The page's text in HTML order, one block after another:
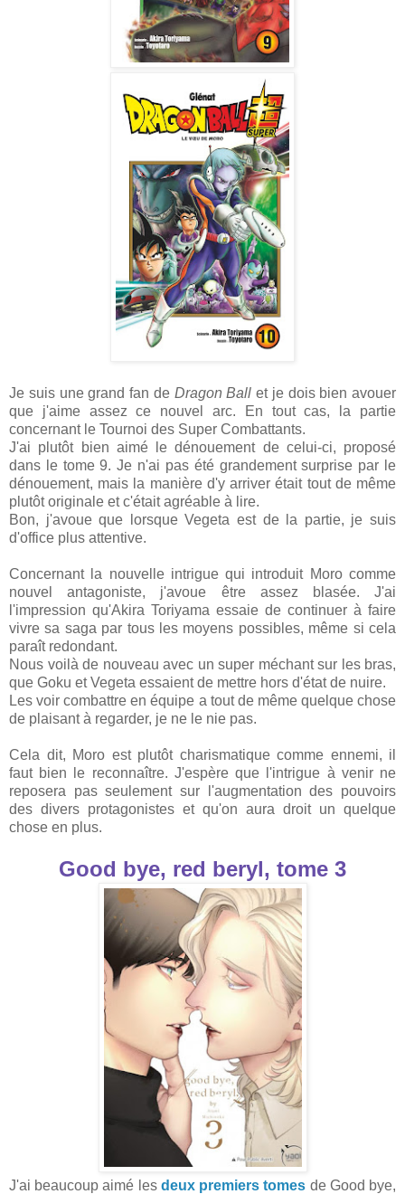
Je suis une grand fan de Dragon Ball et je dois bien avouer
que j'aime assez ce nouvel arc. En tout cas, la partie
concernant le Tournoi des Super Combattants.
J'ai plutôt bien aimé le dénouement de celui-ci, proposé
dans le tome 9. Je n'ai pas été grandement surprise par le
dénouement, mais la manière d'y arriver était tout de même
plutôt originale et c'était agréable à lire.
Bon, j'avoue que lorsque Vegeta est de la partie, je suis
d'office plus attentive.
Concernant la nouvelle intrigue qui introduit Moro comme
nouvel antagoniste, j'avoue être assez blasée. J'ai
l'impression qu'Akira Toriyama essaie de continuer à faire
vivre sa saga par tous les moyens possibles, même si cela
paraît redondant.
Nous voilà de nouveau avec un super méchant sur les bras,
que Goku et Vegeta essaient de mettre hors d'état de nuire.
Les voir combattre en équipe a tout de même quelque chose
de plaisant à regarder, je ne le nie pas.
Cela dit, Moro est plutôt charismatique comme ennemi, il
faut bien le reconnaître. J'espère que l'intrigue à venir ne
reposera pas seulement sur l'augmentation des pouvoirs
des divers protagonistes et qu'on aura droit un quelque
chose en plus.
Good bye, red beryl, tome 3
J'ai beaucoup aimé les deux premiers tomes de Good bye,